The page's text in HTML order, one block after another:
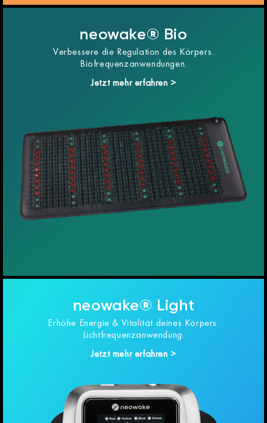
neowake® Bio
Verbessere die Regulation des Körpers.
Biofrequenzanwendungen.
Jetzt mehr erfahren >
neowake® Light
Erhöhe Energie & Vitalität deines Körpers.
Lichtfrequenzanwendung.
Jetzt mehr erfahren >